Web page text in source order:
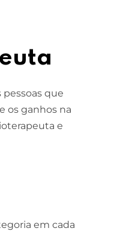
que
os ganhos na
e
em cada